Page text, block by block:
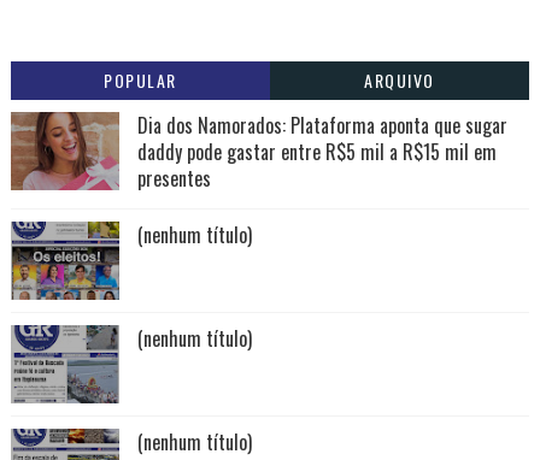
POPULAR ARQUIVO
Dia dos Namorados: Plataforma aponta que sugar
daddy pode gastar entre R$5 mil a R$15 mil em
presentes
(nenhum título)
(nenhum título)
(nenhum título)